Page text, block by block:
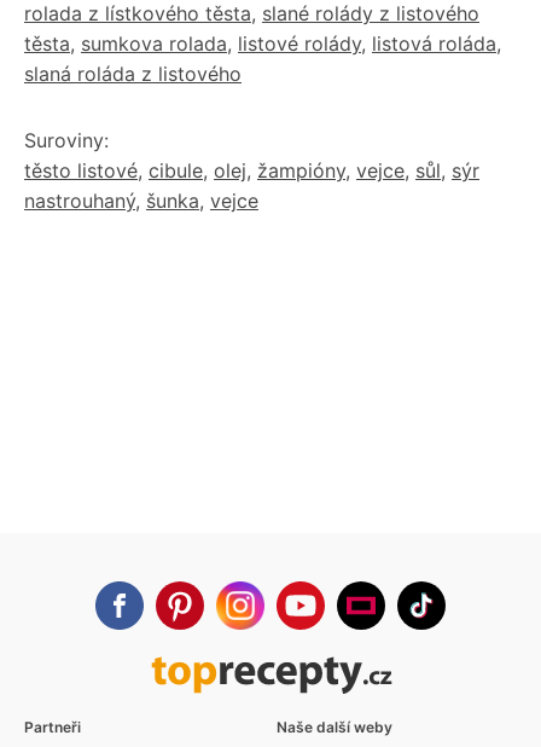
rolada z lístkového těsta, slané rolády z listového
těsta, sumkova rolada, listové rolády, listová roláda,
slaná roláda z listového
Suroviny:
těsto listové, cibule, olej, žampióny, vejce, sůl, sýr
nastrouhaný, šunka, vejce
Partneři Naše další weby